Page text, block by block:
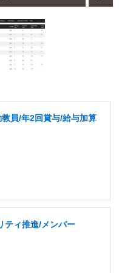
員/年2回賞与/給与加算
ティ推進/メンバー